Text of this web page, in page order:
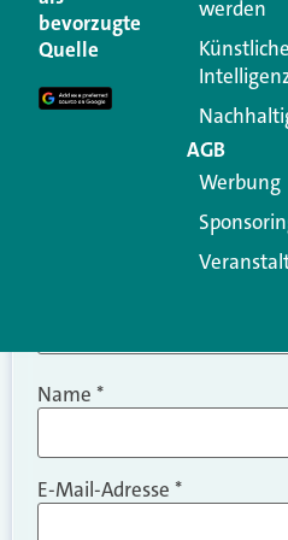
Ihre E-Mail-Adresse wird
Erforderliche Felder sind mit
Kommentar
Name *
E-Mail-Adresse *
bevorzugte
Quelle
werden
Künstliche
AGB
Werbung